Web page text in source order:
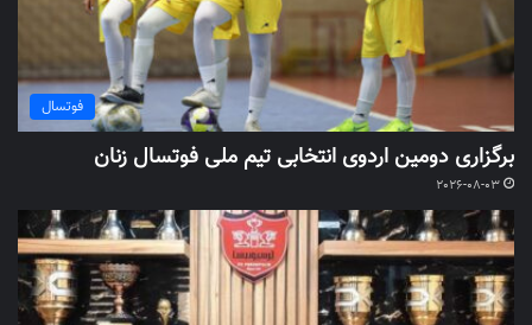
فوتسال
برگزاری دومین اردوی انتخابی تیم ملی فوتسال زنان
2026-08-03